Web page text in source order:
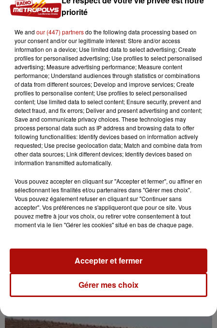
10h51
Casque obligatoire pour les trottinettes
électriques : Le Touquet y...
sportives de vos enfants
priorité
We and our (447) partnersdo the following data processing based on
your consent and/or our legitimate interest: Store and/or access
information on a device; Use limited data to select advertising; Create
profiles for personalised advertising; Use profiles to select personalised
advertising; Measure advertising performance; Measure content
performance; Understand audiences through statistics or combinations
of data from different sources; Develop and improve services; Create
profiles to personalise content; Use profiles to select personalised
content; Use limited data to select content; Ensure security, prevent and
detect fraud, and fix errors; Deliver and present advertising and content;
Save and communicate privacy choices. These technologies may
process personal data such as IP address and browsing data to offer
following functionalities: Identify devices based on information actively
requested; Use precise geolocation data; Match and combine data from
other data sources; Link different devices; Identify devices based on
information transmitted automatically.
Vous pouvez accepter en cliquant sur "Accepter et fermer", ou affiner en
sélectionnant les finalités et/ou partenaires dans "Gérer mes choix".
Vous pouvez également refuser en cliquant sur "Continuer sans
accepter". Vos préférences ne s'appliqueront que pour ce site. Vous
pouvez mettre à jour vos choix, ou retirer votre consentement à tout
moment via le lien "Gérer les cookies" situé en bas de chaque page.
Gérer mes choix
Accepter et fermer